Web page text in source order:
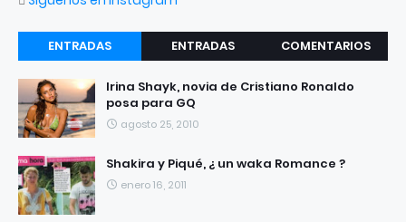
ENTRADAS
RECIENTES
ENTRADAS
COMENTARIOS
Irina Shayk, novia de Cristiano Ronaldo
posa para GQ
agosto 25, 2010
Shakira y Piqué, ¿ un waka Romance ?
enero 16, 2011